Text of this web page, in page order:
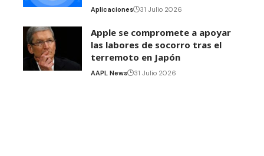
Aplicaciones 31 Julio 2026
Apple se compromete a apoyar
las labores de socorro tras el
terremoto en Japón
AAPL News 31 Julio 2026